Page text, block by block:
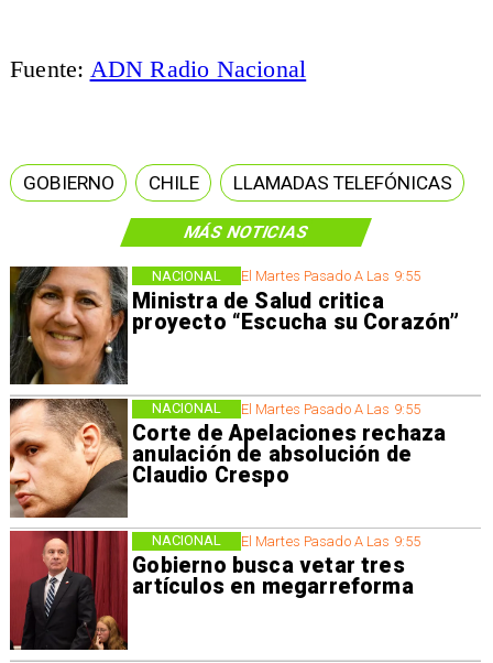
MÁS NOTICIAS
El Martes Pasado A Las 9:55
Ministra de Salud critica
proyecto “Escucha su Corazón”
NACIONAL
El Martes Pasado A Las 9:55
Corte de Apelaciones rechaza
anulación de absolución de
Claudio Crespo
NACIONAL
El Martes Pasado A Las 9:55
Gobierno busca vetar tres
artículos en megarreforma
NACIONAL
Fuente: ADN Radio Nacional
GOBIERNO CHILE LLAMADAS TELEFÓNICAS